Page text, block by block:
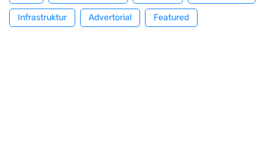
Infrastruktur Advertorial Featured